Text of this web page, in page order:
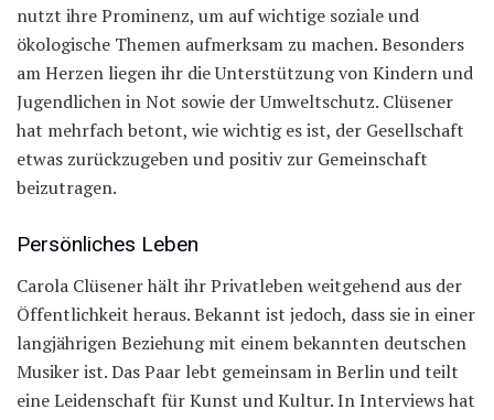
nutzt ihre Prominenz, um auf wichtige soziale und
ökologische Themen aufmerksam zu machen. Besonders
am Herzen liegen ihr die Unterstützung von Kindern und
Jugendlichen in Not sowie der Umweltschutz. Clüsener
hat mehrfach betont, wie wichtig es ist, der Gesellschaft
etwas zurückzugeben und positiv zur Gemeinschaft
beizutragen.
Persönliches Leben
Carola Clüsener hält ihr Privatleben weitgehend aus der
Öffentlichkeit heraus. Bekannt ist jedoch, dass sie in einer
langjährigen Beziehung mit einem bekannten deutschen
Musiker ist. Das Paar lebt gemeinsam in Berlin und teilt
eine Leidenschaft für Kunst und Kultur. In Interviews hat